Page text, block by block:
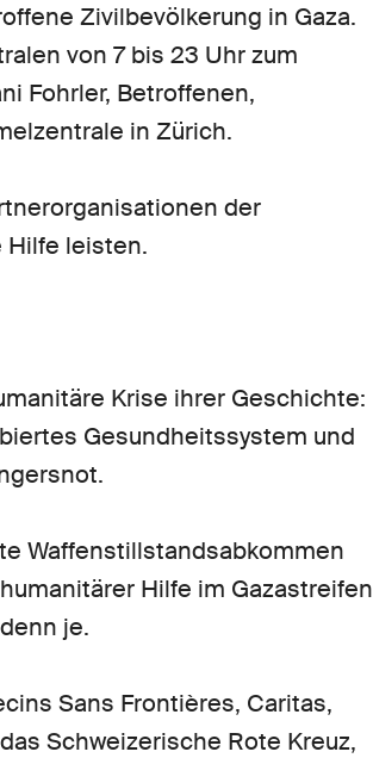
Zivilbevölkerung in Gaza.
von 7 bis 23 Uhr zum
Fohrler, Betroffenen,
in Zürich.
der
Hilfe leisten.
Krise ihrer Geschichte:
Gesundheitssystem und
Waffenstillstandsabkommen
Hilfe im Gazastreifen
je.
Sans Frontières, Caritas,
Schweizerische Rote Kreuz,